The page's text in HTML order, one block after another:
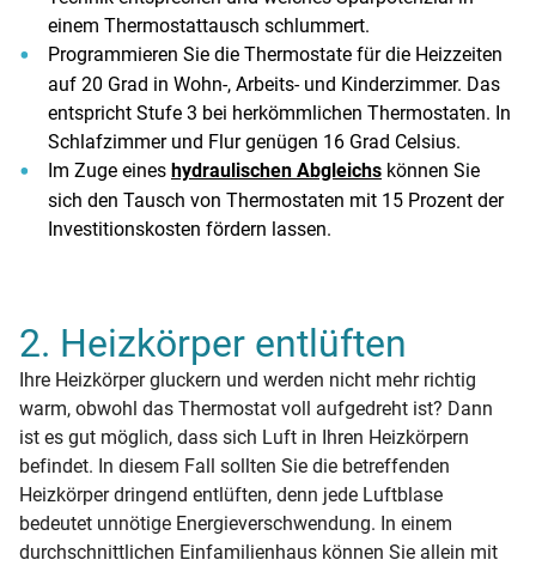
einem Thermostattausch schlummert.
Programmieren Sie die Thermostate für die Heizzeiten
auf 20 Grad in Wohn-, Arbeits- und Kinderzimmer. Das
entspricht Stufe 3 bei herkömmlichen Thermostaten. In
Schlafzimmer und Flur genügen 16 Grad Celsius.
Im Zuge eines hydraulischen Abgleichs können Sie
sich den Tausch von Thermostaten mit 15 Prozent der
Investitionskosten fördern lassen.
2. Heizkörper entlüften
Ihre Heizkörper gluckern und werden nicht mehr richtig
warm, obwohl das Thermostat voll aufgedreht ist? Dann
ist es gut möglich, dass sich Luft in Ihren Heizkörpern
befindet. In diesem Fall sollten Sie die betreffenden
Heizkörper dringend entlüften, denn jede Luftblase
bedeutet unnötige Energieverschwendung. In einem
durchschnittlichen Einfamilienhaus können Sie allein mit